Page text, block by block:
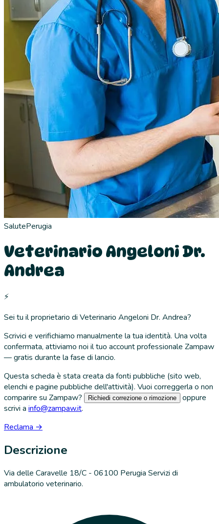
SalutePerugia
Veterinario Angeloni Dr.
Andrea
⚡
Sei tu il proprietario di Veterinario Angeloni Dr. Andrea?
Scrivici e verifichiamo manualmente la tua identità. Una volta
confermata, attiviamo noi il tuo account professionale Zampaw
— gratis durante la fase di lancio.
Questa scheda è stata creata da fonti pubbliche (sito web,
elenchi e pagine pubbliche dell'attività). Vuoi correggerla o non
comparire su Zampaw?
Richiedi correzione o rimozione
oppure
scrivi a info@zampaw.it.
Reclama →
Descrizione
Via delle Caravelle 18/C - 06100 Perugia Servizi di
ambulatorio veterinario.